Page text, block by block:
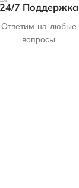
24/7 Поддержка
Ответим на любые
вопросы